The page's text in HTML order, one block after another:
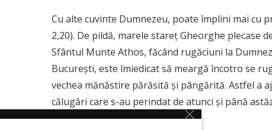
Cu alte cuvinte Dumnezeu, poate împlini mai cu
2,20). De pildă, marele stareţ Gheorghe plecase
Sfântul Munte Athos, făcând rugăciuni la
Bucureşti, este îmiedicat să meargă încotro se
vechea mănăstire părăsită şi pângărită. Astfel
călugări care s-au perindat de atunci şi până
Căldăruşeni.